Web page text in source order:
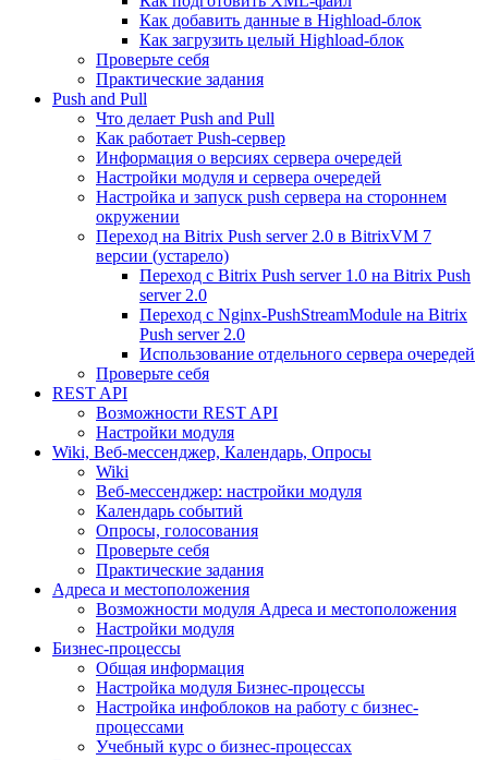
Как добавить данные в Highload-блок
Как загрузить целый Highload-блок
Проверьте себя
Практические задания
Push and Pull
Что делает Push and Pull
Как работает Push-сервер
Информация о версиях сервера очередей
Настройки модуля и сервера очередей
Настройка и запуск push сервера на стороннем
окружении
Переход на Bitrix Push server 2.0 в BitrixVM 7
версии (устарело)
Переход с Bitrix Push server 1.0 на Bitrix Push
server 2.0
Переход с Nginx-PushStreamModule на Bitrix
Push server 2.0
Использование отдельного сервера очередей
Проверьте себя
REST API
Возможности REST API
Настройки модуля
Wiki, Веб-мессенджер, Календарь, Опросы
Wiki
Веб-мессенджер: настройки модуля
Календарь событий
Опросы, голосования
Проверьте себя
Практические задания
Адреса и местоположения
Возможности модуля Адреса и местоположения
Настройки модуля
Бизнес-процессы
Общая информация
Настройка модуля Бизнес-процессы
Настройка инфоблоков на работу с бизнес-
процессами
Учебный курс о бизнес-процессах